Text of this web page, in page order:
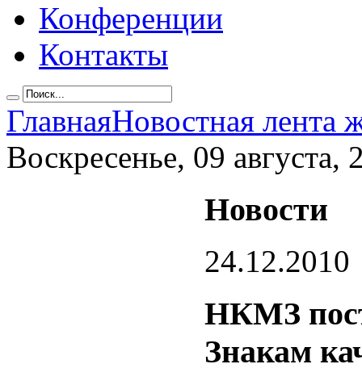
Конференции
Контакты
ГлавнаяНовостная лента
Воскресенье, 09 августа,
Новости
24.12.2010
НКМЗ
Знакам